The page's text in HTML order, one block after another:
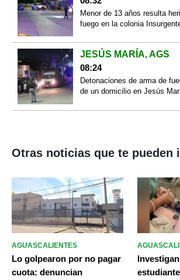
Menor de 13 años resulta
fuego en la colonia
JESÚS MARÍA, AGS
08:24
Detonaciones de arma de
de un domicilio en Jesús
Otras noticias que te pueden
AGUASCALIENTES
Lo golpearon por no pagar
cuota: denuncian